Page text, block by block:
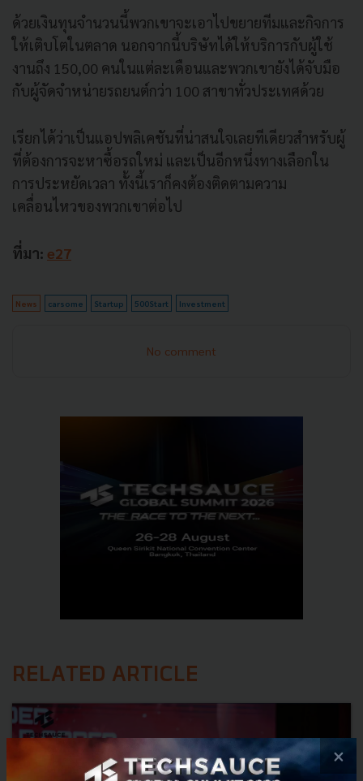
ด้วยเงินทุนจำนวนนี้พวกเขาจะเอาไปขยายทีมและกิจการ
ให้เติบโตในตลาด นอกจากนี้บริษัทได้ให้บริการกับผู้ใช้
งานถึง 150,00 คนในแต่ละเดือนและพวกเขายังได้จับมือ
กับผู้จัดจำหน่ายรถยนต์กว่า 100 สาขาทั่วประเทศด้วย
เรียกได้ว่าเป็นแอปพลิเคชันที่น่าสนใจเลยทีเดียวสำหรับผู้
ที่ต้องการจะหาซื้อรถใหม่ และเป็นอีกหนึ่งทางเลือกใน
การประหยัดเวลา ทั้งนี้เราก็คงต้องติดตามความ
เคลื่อนไหวของพวกเขาต่อไป
ที่มา: e27
News carsome Startup 500Start Investment
No comment
RELATED ARTICLE
×